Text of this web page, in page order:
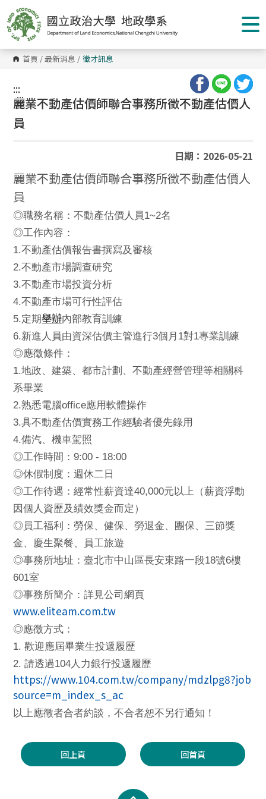
到
主
要
內
容
區 首頁 /最新消息 / 徵才訊息
:::
:::
麗業不動產估價師聯合事務所徵不動產估價人
員
日期：2026-05-21
麗業不動產估價師聯合事務所徵不動產估價人
員
◎職務名稱：不動產估價人員1~2名
◎工作內容：
1.不動產估價報告書撰寫及審核
2.不動產市場調查研究
3.不動產市場投資分析
4.不動產市場可行性評估
5.定期舉辦內部教育訓練
6.新進人員由資深估價主管進行3個月 1對1專業訓練
◎應徵條件：
1.地政、建築、都市計劃、不動產經營管理等相關科
系畢業
2.熟悉電腦office應用軟體操作
3.具不動產估價實務工作經驗者優先錄用
4.備汽、機車駕照
◎工作時間：9:00 - 18:00
◎休假制度：週休二日
◎工作待遇：經常性薪資達40,000元以上（薪資浮動
因個人資歷及績效獎金而定）
◎ 員工福利：勞保、健保、勞退金、團保、三節獎
金、慶生聚餐、員工旅遊
◎事務所地址：臺北市中山區長安東路一段18號6樓
601室
◎事務所簡介：詳見公司網頁
www.eliteam.com.tw
◎應徵方式：
1.歡迎應屆畢業生投遞履歷
2.請透過104人力銀行投遞履歷
https://www.104.com.tw/company/mdzlpg8?job
source=m_index_s_ac
以上應徵者合者約談，不合者恕不另行通知！
回上頁 回首頁